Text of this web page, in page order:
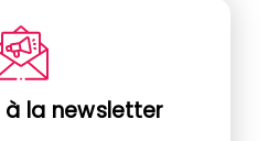
à la newsletter